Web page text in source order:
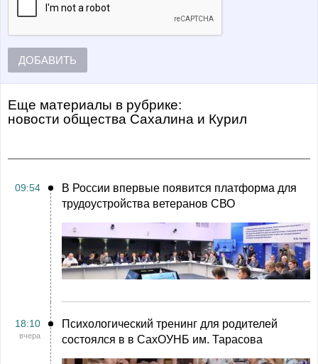
ДОБАВИТЬ
Еще материалы в рубрике:
Новости общества Сахалина и Курил
09:54
В России впервые появится платформа для
трудоустройства ветеранов СВО
18:10
вчера
Психологический тренинг для родителей
состоялся в в СахОУНБ им. Тарасова